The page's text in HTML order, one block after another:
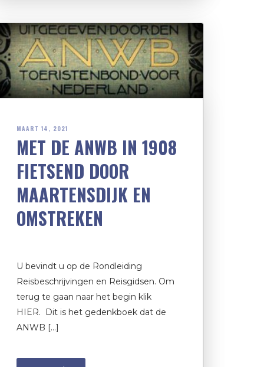
MAART 14, 2021
MET DE ANWB IN 1908
FIETSEND DOOR
MAARTENSDIJK EN
OMSTREKEN
U bevindt u op de Rondleiding
Reisbeschrijvingen en Reisgidsen. Om
terug te gaan naar het begin klik
HIER. Dit is het gedenkboek dat de
ANWB […]